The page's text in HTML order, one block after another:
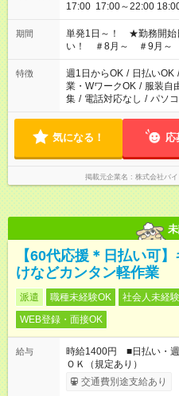
17:00 17:00～22:00 18:00～21:00 など
お気軽にご相談ください
期間
単発1日～！ ★勤務開始
い！ ＃8月～ ＃9月～
特徴 週1日からOK / 日払いOK /
業・WワークOK / 服装自
集 / 電話対応なし / パソ
気になる！ 応
掲載元企業名 株式会社バイ
【60代応援＊日払い可
けなどカンタン軽作業
派遣 職種未経験OK 社会人未経
WEB登録・面接OK
給与
時給1400円 ■日払い・
ＯＫ（規定あり）
交通費別途支給あり